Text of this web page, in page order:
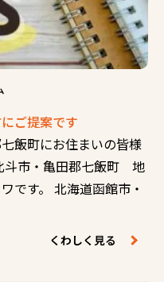
ご提案です
飯町にお住まいの皆様
斗市・亀田郡七飯町 地
です。 北海道函館市・
くわしく見る